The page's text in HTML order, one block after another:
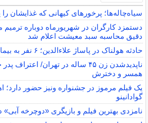
سیاه‌چاله‌ها؛ پرخورهای کیهانی که غذایشان
دستمزد کارگران در شهریورماه دوباره
دقیق محاسبه سبد معیشت اعلام شد
حادثه هولناک در پاساژ علاءالدین؛ ۶ نفر به بیمارستان منتقل شدند
ناپدیدشدن زن ۴۵ ساله در تهران/
همسر و دخترش
یک فیلم مرموز در جشنواره ونیز حضور دارد؛
گوادانینو
نامزدی بهترین فیلم و بازیگری «دوچرخه آبی» در ۲ جشنواره